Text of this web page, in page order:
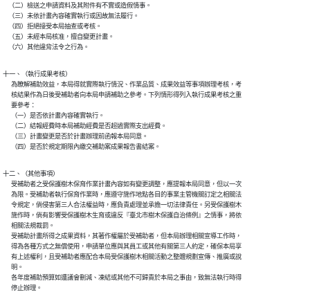
    （二）檢送之申請資料及其附件有不實或造假情事。
    （三）未依計畫內容確實執行或因故無法履行。
    （四）拒絕接受本局抽查或考核。
    （五）未經本局核准，擅自變更計畫。
    （六）其他違背法令之行為。
十一、（執行成果考核）
      為瞭解補助效益，本局得就實際執行情況、作業品質、成果效益等事項辦理考核，考
      核結果作為日後受補助者向本局申請補助之參考。下列情形得列入執行成果考核之重
      要參考：
      （一）是否依計畫內容確實執行。
      （二）結報經費時本局補助經費是否超過實際支出經費。
      （三）計畫變更是否於計畫辦理前函報本局同意。
      （四）是否於規定期限內繳交補助案成果報告書結案。
十二、（其他事項）
      受補助者之受保護樹木保育作業計畫內容如有變更調整，應提報本局同意，但以一次
      為限。受補助者執行保育作業時，應遵守施作地點各目的事業主管機關訂定之相關法
      令規定，倘侵害第三人合法權益時，應負責處理並承擔一切法律責任。另受保護樹木
      施作時，倘有影響受保護樹木生育或違反『臺北市樹木保護自治條例』之情事，將依
      相關法規裁罰。
      受補助計畫所得之成果資料，其著作權屬於受補助者，但本局辦理相關宣導工作時，
      得為各種方式之無償使用，申請單位應與其員工或其他有關第三人約定，確保本局享
      有上述權利，且受補助者應配合本局受保護樹木相關活動之整體規劃宣傳、推廣或說
      明。
      各年度補助預算如遭議會刪減、凍結或其他不可歸責於本局之事由，致無法執行時得
      停止辦理。